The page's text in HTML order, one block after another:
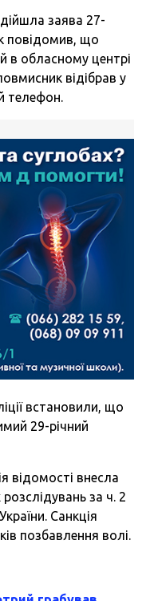
заява 27-
повідомив, що
в обласному центрі
відібрав у
телефон.
встановили, що
29-річний
відомості внесла
за ч. 2
Санкція
позбавлення волі.